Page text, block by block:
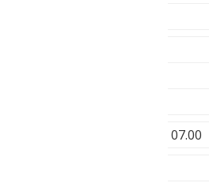
07.00